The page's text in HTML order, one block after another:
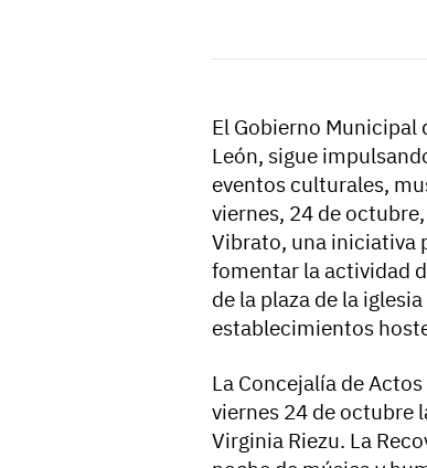
El Gobierno Municipal
León, sigue
eventos culturales,
viernes, 24 de
Vibrato, una iniciativa
fomentar la actividad
de la plaza de la
establecimientos
La Concejalía de
viernes 24 de octubre
Virginia Riezu. La